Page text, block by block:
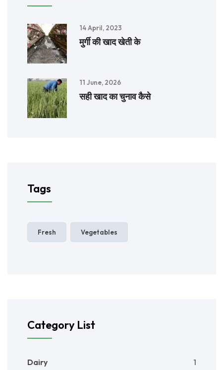
14 April, 2023
मुर्गी की खाद खेती के
11 June, 2026
सही खाद का चुनाव कैसे
Tags
Fresh Vegetables
Category List
Dairy 1